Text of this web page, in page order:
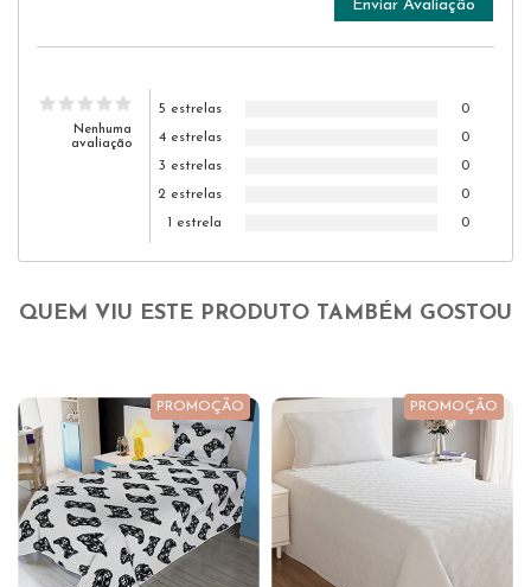
Nenhuma
avaliação
5 estrelas
0
4 estrelas
0
3 estrelas
0
2 estrelas
0
1 estrela
0
QUEM VIU ESTE PRODUTO TAMBÉM GOSTOU
PROMOÇÃO PROMOÇÃO